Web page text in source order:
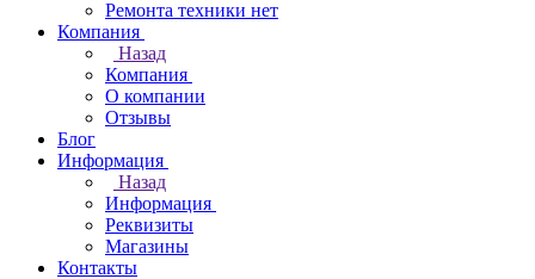
Ремонта техники нет
Компания
Назад
Компания
О компании
Отзывы
Блог
Информация
Назад
Информация
Реквизиты
Магазины
Контакты